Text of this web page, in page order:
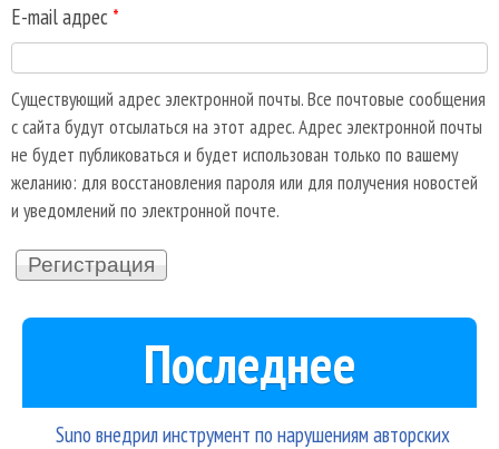
E-mail адрес *
Существующий адрес электронной почты. Все почтовые сообщения
с сайта будут отсылаться на этот адрес. Адрес электронной почты
не будет публиковаться и будет использован только по вашему
желанию: для восстановления пароля или для получения новостей
и уведомлений по электронной почте.
Последнее
Suno внедрил инструмент по нарушениям авторских